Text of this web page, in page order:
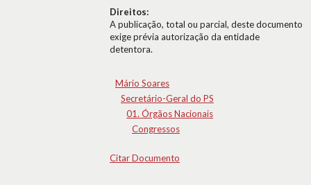
Direitos:
A publicação, total ou parcial, deste documento
exige prévia autorização da entidade
detentora.
Mário Soares
Secretário-Geral do PS
01. Órgãos Nacionais
Congressos
Citar Documento